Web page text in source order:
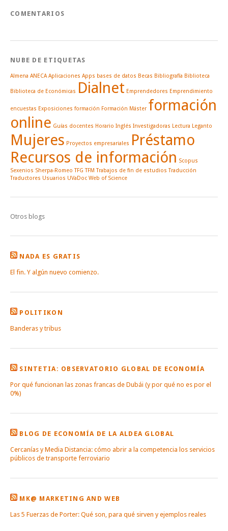
COMENTARIOS
NUBE DE ETIQUETAS
Almena ANECA Aplicaciones Apps bases de datos Becas Bibliografía Biblioteca
Biblioteca de Económicas Dialnet Emprendedores Emprendimiento
encuestas Exposiciones formación Formación Máster formación
online Guías docentes Horario Inglés Investigadoras Lectura Leganto
Mujeres Proyectos empresariales Préstamo
Recursos de información Scopus
Sexenios Sherpa-Romeo TFG TFM Trabajos de fin de estudios Traducción
Traductores Usuarios UVaDoc Web of Science
Otros blogs
NADA ES GRATIS
El fin. Y algún nuevo comienzo.
POLITIKON
Banderas y tribus
SINTETIA: OBSERVATORIO GLOBAL DE ECONOMÍA
Por qué funcionan las zonas francas de Dubái (y por qué no es por el
0%)
BLOG DE ECONOMÍA DE LA ALDEA GLOBAL
Cercanías y Media Distancia: cómo abrir a la competencia los servicios
públicos de transporte ferroviario
MK@ MARKETING AND WEB
Las 5 Fuerzas de Porter: Qué son, para qué sirven y ejemplos reales